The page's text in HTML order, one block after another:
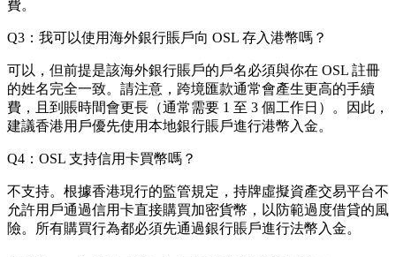
費。
Q3：我可以使用海外銀行賬戶向 OSL 存入港幣嗎？
可以，但前提是該海外銀行賬戶的戶名必須與你在 OSL 註冊
的姓名完全一致。請注意，跨境匯款通常會產生更高的手續
費，且到賬時間會更長（通常需要 1 至 3 個工作日）。因此，
建議香港用戶優先使用本地銀行賬戶進行港幣入金。
Q4：OSL 支持信用卡買幣嗎？
不支持。根據香港現行的監管規定，持牌虛擬資產交易平台不
允許用戶通過信用卡直接購買加密貨幣，以防範過度借貸的風
險。所有購買行為都必須先通過銀行賬戶進行法幣入金。